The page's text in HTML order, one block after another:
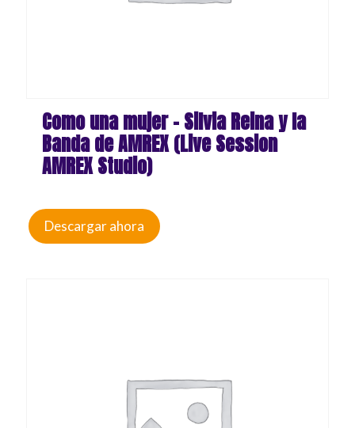
Como una mujer – Silvia Reina y la
Banda de AMREX (Live Session
AMREX Studio)
Descargar ahora